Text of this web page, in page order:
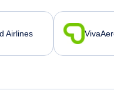
Airlines